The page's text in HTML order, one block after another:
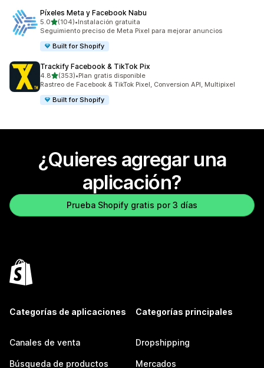
Píxeles Meta y Facebook Nabu
5.0de 5 estrellas
(104)
104 reseñas en total
•Instalación gratuita
Seguimiento preciso de Meta Pixel para mejorar anuncios
Built for Shopify
Trackify Facebook & TikTok Pix
4.8de 5 estrellas
(353)
353 reseñas en total
•Plan gratis disponible
Rastreo de Facebook & TikTok Pixel, Conversion API, Multipixel
Built for Shopify
¿Quieres agregar una
aplicación?
Prueba Shopify gratis por 3 días
Categorías de aplicaciones
Canales de venta
Búsqueda de productos
Categorías principales
Dropshipping
Mercados